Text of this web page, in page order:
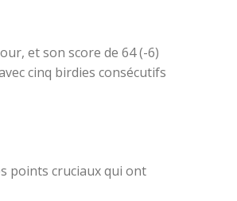
et son score de 64 (-6)
cinq birdies consécutifs
points cruciaux qui ont